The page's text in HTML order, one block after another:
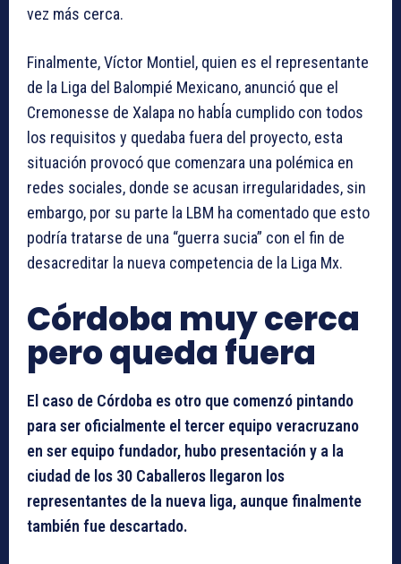
vez más cerca.
Finalmente, Víctor Montiel, quien es el representante
de la Liga del Balompié Mexicano, anunció que el
Cremonesse de Xalapa no habÍa cumplido con todos
los requisitos y quedaba fuera del proyecto, esta
situación provocó que comenzara una polémica en
redes sociales, donde se acusan irregularidades, sin
embargo, por su parte la LBM ha comentado que esto
podría tratarse de una “guerra sucia” con el fin de
desacreditar la nueva competencia de la Liga Mx.
Córdoba muy cerca
pero queda fuera
El caso de Córdoba es otro que comenzó pintando
para ser oficialmente el tercer equipo veracruzano
en ser equipo fundador, hubo presentación y a la
ciudad de los 30 Caballeros llegaron los
representantes de la nueva liga, aunque finalmente
también fue descartado.